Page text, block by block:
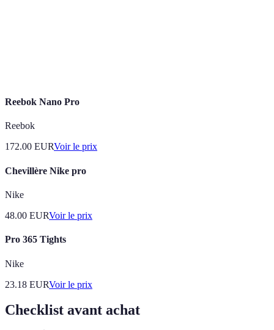
Reebok Nano Pro
Reebok
172.00 EURVoir le prix
Chevillère Nike pro
Nike
48.00 EURVoir le prix
Pro 365 Tights
Nike
23.18 EURVoir le prix
Checklist avant achat